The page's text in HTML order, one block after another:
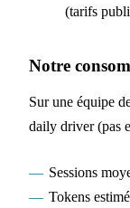
(tarifs
Notre
Sur une équipe
daily driver (pas
Sessions
Tokens